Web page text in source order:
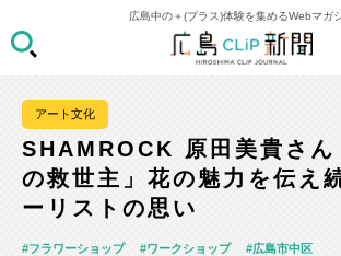
広島中の＋(プラス)体験を集めるWebマガ
アート文化
SHAMROCK 原田美貴さん
の救世主」花の魅力を伝え
ーリストの思い
フラワーショップ ワークショップ 広島市中区